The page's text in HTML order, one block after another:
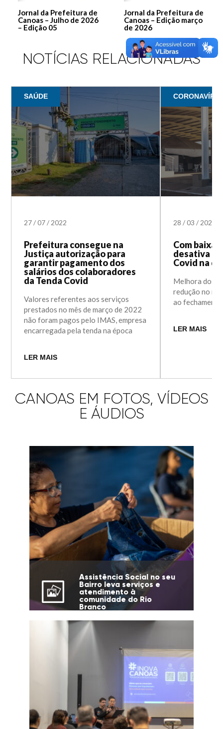
Jornal da Prefeitura de
Canoas – Julho de 2026
– Edição 05
Jornal da Prefeitura de
Canoas – Edição março
de 2026
NOTÍCIAS RELACIONADAS
SAÚDE
27/07/ 2022
Prefeitura consegue na
Justiça autorização para
garantir pagamento dos
salários dos colaboradores
da Tenda Covid
Valores referentes aos serviços
prestados no mês de março de 2022
não foram pagos pelo IMAS, empresa
encarregada pela tenda na época
LER MAIS
28/03/ 2022
Com baixa
desativa
Covid na
Melhora dos
redução no
ao
LER MAIS
CANOAS EM FOTOS, VÍDEOS
E ÁUDIOS
Assistência Social no seu
Bairro leva serviços e
atendimento à
comunidade do Rio
Branco